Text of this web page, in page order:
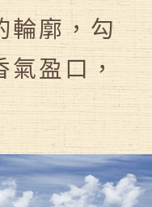
輪廓，勾
盈口，